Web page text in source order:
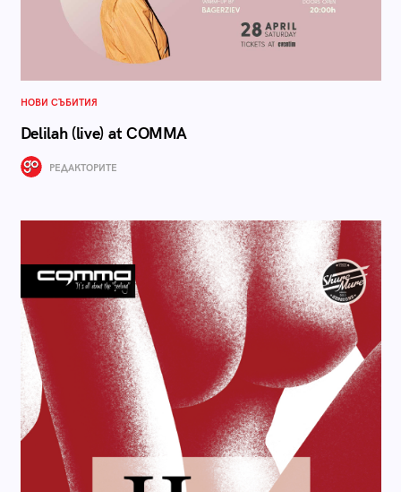
НОВИ СЪБИТИЯ
Delilah (live) at COMMA
РЕДАКТОРИТЕ